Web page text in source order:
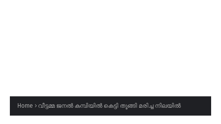
Home വീട്ടമ്മ ജനൽ കമ്പിയിൽ കെട്ടി തൂങ്ങി മരിച്ച നിലയിൽ